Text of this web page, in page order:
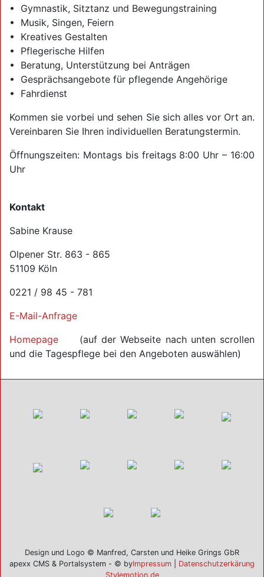
• Gymnastik, Sitztanz und Bewegungstraining
• Musik, Singen, Feiern
• Kreatives Gestalten
• Pflegerische Hilfen
• Beratung, Unterstützung bei Anträgen
• Gesprächsangebote für pflegende Angehörige
• Fahrdienst
Kommen sie vorbei und sehen Sie sich alles vor Ort an.
Vereinbaren Sie Ihren individuellen Beratungstermin.
Öffnungszeiten: Montags bis freitags 8:00 Uhr – 16:00
Uhr
Kontakt
Sabine Krause
Olpener Str. 863 - 865
51109 Köln
0221 / 98 45 - 781
E-Mail-Anfrage
Homepage (auf der Webseite nach unten scrollen
und die Tagespflege bei den Angeboten auswählen)
Design und Logo © Manfred, Carsten und Heike Grings GbR
Impressum
Datenschutzerkärung
apexx CMS & Portalsystem - © by
Stylemotion.de